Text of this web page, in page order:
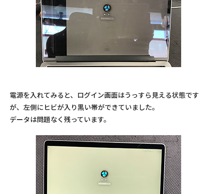
電源を入れてみると、ログイン画面はうっすら見える状態です
が、左側にヒビが入り黒い帯ができていました。
データは問題なく残っています。